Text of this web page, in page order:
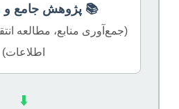
📚 پژوهش جامع و
(جمع‌آوری منابع، مطالعه
اطلاعات)
⬇️